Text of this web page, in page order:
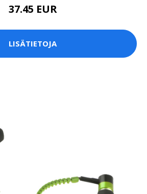
37.45 EUR
LISÄTIETOJA